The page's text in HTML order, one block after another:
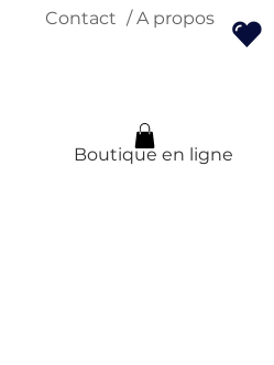
Contact / A propos
Boutique en ligne